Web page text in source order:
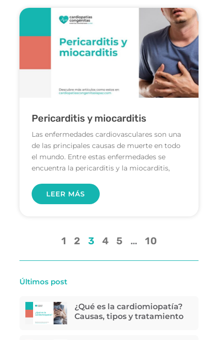
Pericarditis y miocarditis
Las enfermedades cardiovasculares son una
de las principales causas de muerte en todo
el mundo. Entre estas enfermedades se
encuentra la pericarditis y la miocarditis,
LEER MÁS
1 2 3 4 5 … 10
Últimos post
¿Qué es la cardiomiopatía?
Causas, tipos y tratamiento